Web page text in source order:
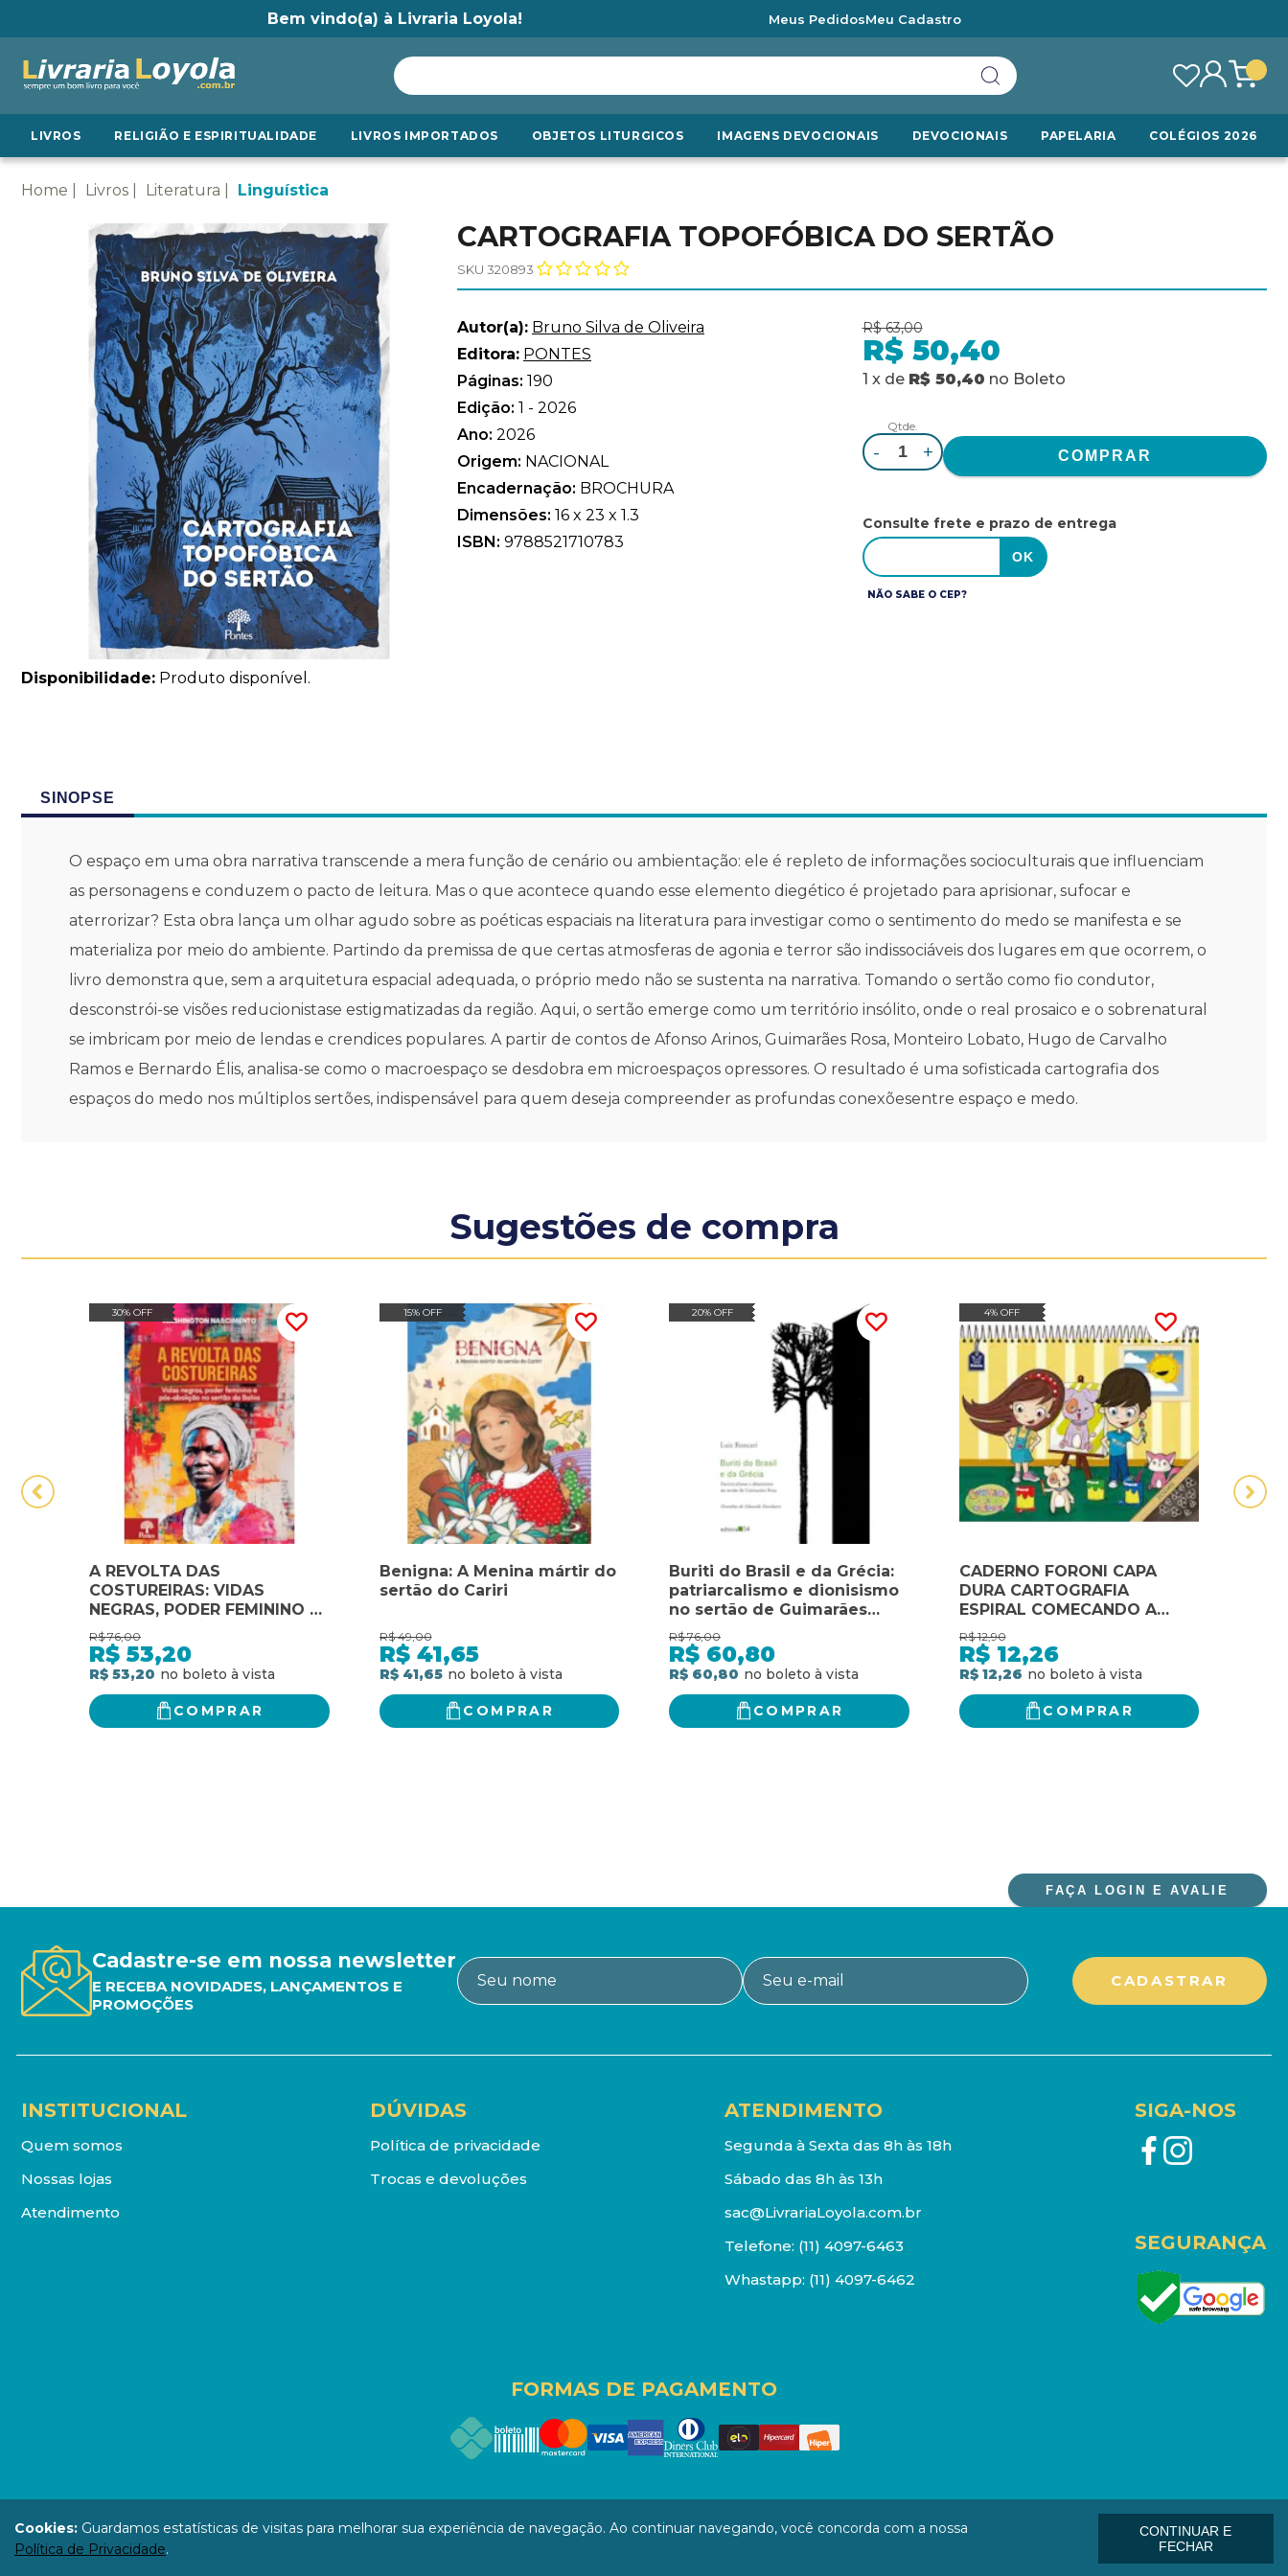
Bem vindo(a) à Livraria Loyola! Meus PedidosMeu Cadastro
LIVROS RELIGIÃO E ESPIRITUALIDADE LIVROS IMPORTADOS OBJETOS LITURGICOS IMAGENS DEVOCIONAIS DEVOCIONAIS PAPELARIA COLÉGIOS 2026
Home Livros Literatura Linguística
Disponibilidade: Produto disponível.
CARTOGRAFIA TOPOFÓBICA DO SERTÃO
SKU 320893
Autor(a): Bruno Silva de Oliveira
Editora: PONTES
Páginas: 190
Edição: 1 - 2026
Ano: 2026
Origem: NACIONAL
Encadernação: BROCHURA
Dimensões: 16 x 23 x 1.3
ISBN: 9788521710783
R$ 63,00
R$ 50,40
1 x de R$ 50,40 no Boleto
Qtde.
- +
Consulte frete e prazo de entrega
NÃO SABE O CEP?
SINOPSE
O espaço em uma obra narrativa transcende a mera função de cenário ou ambientação: ele é repleto de informações socioculturais que influenciam
as personagens e conduzem o pacto de leitura. Mas o que acontece quando esse elemento diegético é projetado para aprisionar, sufocar e
aterrorizar? Esta obra lança um olhar agudo sobre as poéticas espaciais na literatura para investigar como o sentimento do medo se manifesta e se
materializa por meio do ambiente. Partindo da premissa de que certas atmosferas de agonia e terror são indissociáveis dos lugares em que ocorrem, o
livro demonstra que, sem a arquitetura espacial adequada, o próprio medo não se sustenta na narrativa. Tomando o sertão como fio condutor,
desconstrói-se visões reducionistase estigmatizadas da região. Aqui, o sertão emerge como um território insólito, onde o real prosaico e o sobrenatural
se imbricam por meio de lendas e crendices populares. A partir de contos de Afonso Arinos, Guimarães Rosa, Monteiro Lobato, Hugo de Carvalho
Ramos e Bernardo Élis, analisa-se como o macroespaço se desdobra em microespaços opressores. O resultado é uma sofisticada cartografia dos
espaços do medo nos múltiplos sertões, indispensável para quem deseja compreender as profundas conexõesentre espaço e medo.
Sugestões de compra
30% OFF
A REVOLTA DAS
COSTUREIRAS: VIDAS
NEGRAS, PODER FEMININO E
PÓS-ABOLIÇÃO NO SERTÃO
DA BAHIA
R$ 76,00
R$ 53,20
R$ 53,20
COMPRAR
15% OFF
Benigna: A Menina mártir do
sertão do Cariri
R$ 49,00
R$ 41,65
R$ 41,65
COMPRAR
20% OFF
Buriti do Brasil e da Grécia:
patriarcalismo e dionisismo
no sertão de Guimarães
Rosa
R$ 76,00
R$ 60,80
R$ 60,80
COMPRAR
4% OFF
CADERNO FORONI CAPA
DURA CARTOGRAFIA
ESPIRAL COMECANDO A
ESCREVER 48 FLS - SEM
MARGEM
R$ 12,90
R$ 12,26
R$ 12,26
COMPRAR
FAÇA LOGIN E AVALIE
Cadastre-se em nossa newsletter
E RECEBA NOVIDADES, LANÇAMENTOS E
PROMOÇÕES
INSTITUCIONAL
Quem somos
Nossas lojas
Atendimento
DÚVIDAS
Política de privacidade
Trocas e devoluções
ATENDIMENTO
Segunda à Sexta das 8h às 18h
Sábado das 8h às 13h
sac@LivrariaLoyola.com.br
Telefone: (11) 4097-6463
Whastapp: (11) 4097-6462
SIGA-NOS
SEGURANÇA
FORMAS DE PAGAMENTO
67.946.814/0001-94 - LOJA - Rua Senador Feijó - São Paulo / SP - CEP: 01006-000
Cookies: Guardamos estatísticas de visitas para melhorar sua experiência de navegação. Ao continuar navegando, você concorda com a nossa
Política de Privacidade.
CONTINUAR E
FECHAR